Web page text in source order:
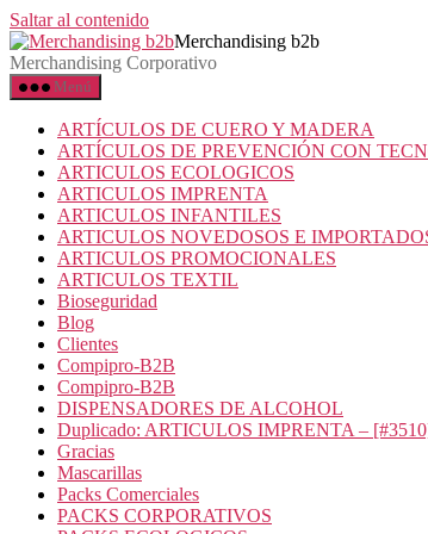
Saltar al contenido
Merchandising b2b
Merchandising Corporativo
Menú
ARTÍCULOS DE CUERO Y MADERA
ARTÍCULOS DE PREVENCIÓN CON
ARTICULOS ECOLOGICOS
ARTICULOS IMPRENTA
ARTICULOS INFANTILES
ARTICULOS NOVEDOSOS E
ARTICULOS PROMOCIONALES
ARTICULOS TEXTIL
Bioseguridad
Blog
Clientes
Compipro-B2B
Compipro-B2B
DISPENSADORES DE ALCOHOL
Duplicado: ARTICULOS IMPRENTA –
Gracias
Mascarillas
Packs Comerciales
PACKS CORPORATIVOS